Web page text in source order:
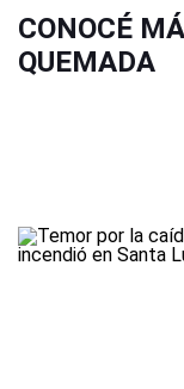
CONOCÉ
QUEMADA